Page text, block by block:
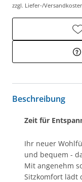
zzgl. Liefer-/
Beschreibung
Zeit für
Ihr neuer
und bequem -
Mit angenehm
Sitzkomfort lädt